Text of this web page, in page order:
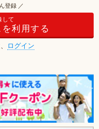
登録 ／
して
利用する
ログイン